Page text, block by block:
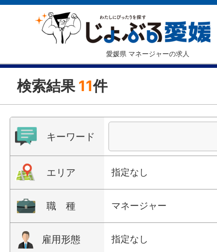
愛媛県 マネージャーの求人
検索結果 11件
キーワード
エリア 指定なし
職 種 マネージャー
雇用形態 指定なし